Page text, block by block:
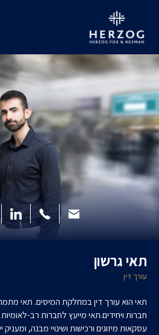
תאי גרשון
עורך דין
תאי הוא עורך דין במחלקת המיסים. תאי
חברות ויחידים.תאי מייעץ לחברות רב-
עסקאות מיזוגים ורכישות ושינויי מבנה, ומעניק